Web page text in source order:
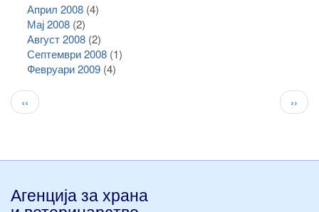
Април 2008(4)
Мај 2008(2)
Август 2008(2)
Септември 2008(1)
Февруари 2009(4)
Pagination
Previous
page
‹‹ ››
Агенција за храна